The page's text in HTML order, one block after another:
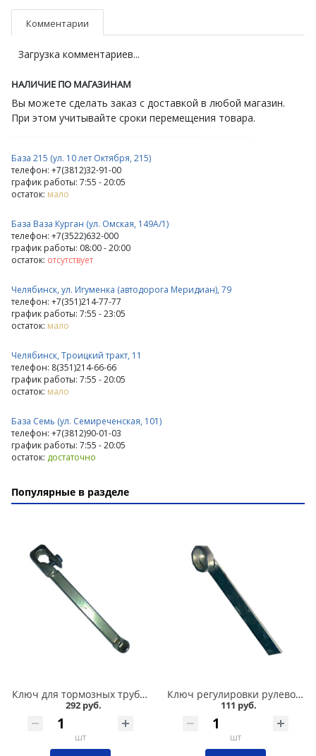
Комментарии
Загрузка комментариев...
НАЛИЧИЕ ПО МАГАЗИНАМ
Вы можете сделать заказ с доставкой в любой магазин.
При этом учитывайте сроки перемещения товара.
База 215 (ул. 10 лет Октября, 215)
телефон: +7(3812)32-91-00
график работы: 7:55 - 20:05
остаток: мало
База Ваза Курган (ул. Омская, 149А/1)
телефон: +7(3522)632-000
график работы: 08:00 - 20:00
остаток: отсутствует
Челябинск, ул. Игуменка (автодорога Меридиан), 79
телефон: +7(351)214-77-77
график работы: 7:55 - 23:05
остаток: мало
Челябинск, Троицкий тракт, 11
телефон: 8(351)214-66-66
график работы: 7:55 - 20:05
остаток: мало
База Семь (ул. Семиреченская, 101)
телефон: +7(3812)90-01-03
график работы: 7:55 - 20:05
остаток: достаточно
Популярные в разделе
Ключ для тормозных трубок 10*12 усиленный в Омске
292 руб.
шт
Ключ регулировки рулевой рейки 2110-012 в Омске
111 руб.
шт